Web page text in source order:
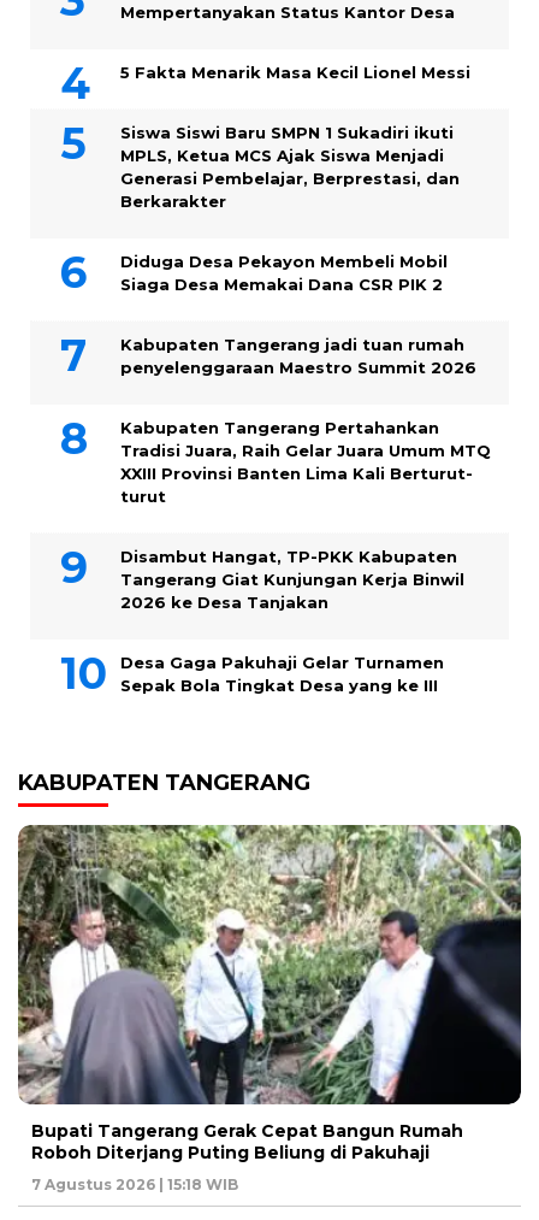
Mempertanyakan Status Kantor Desa
5 Fakta Menarik Masa Kecil Lionel Messi
Siswa Siswi Baru SMPN 1 Sukadiri ikuti
MPLS, Ketua MCS Ajak Siswa Menjadi
Generasi Pembelajar, Berprestasi, dan
Berkarakter
Diduga Desa Pekayon Membeli Mobil
Siaga Desa Memakai Dana CSR PIK 2
Kabupaten Tangerang jadi tuan rumah
penyelenggaraan Maestro Summit 2026
Kabupaten Tangerang Pertahankan
Tradisi Juara, Raih Gelar Juara Umum MTQ
XXIII Provinsi Banten Lima Kali Berturut-
turut
Disambut Hangat, TP-PKK Kabupaten
Tangerang Giat Kunjungan Kerja Binwil
2026 ke Desa Tanjakan
Desa Gaga Pakuhaji Gelar Turnamen
Sepak Bola Tingkat Desa yang ke III
KABUPATEN TANGERANG
Bupati Tangerang Gerak Cepat Bangun Rumah
Roboh Diterjang Puting Beliung di Pakuhaji
7 Agustus 2026 | 15:18 WIB